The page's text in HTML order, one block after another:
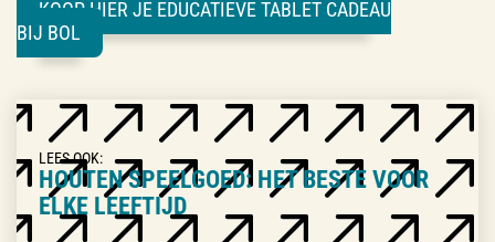
KOOP HIER JE EDUCATIEVE TABLET CADEAU
BIJ BOL
LEES OOK:
HOUTEN SPEELGOED: HET BESTE VOOR
ELKE LEEFTIJD